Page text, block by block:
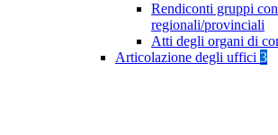
Rendiconti gruppi
regionali/provinciali
Atti degli organi di
Articolazione degli uffici 3